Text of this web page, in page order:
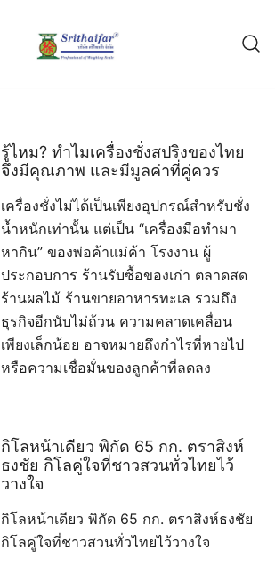
รู้ไหม? ทำไมเครื่องชั่งสปริงของไทย
จึงมีคุณภาพ และมีมูลค่าที่คู่ควร
เครื่องชั่งไม่ได้เป็นเพียงอุปกรณ์สำหรับชั่ง
น้ำหนักเท่านั้น แต่เป็น “เครื่องมือทำมา
หากิน” ของพ่อค้าแม่ค้า โรงงาน ผู้
ประกอบการ ร้านรับซื้อของเก่า ตลาดสด
ร้านผลไม้ ร้านขายอาหารทะเล รวมถึง
ธุรกิจอีกนับไม่ถ้วน ความคลาดเคลื่อน
เพียงเล็กน้อย อาจหมายถึงกำไรที่หายไป
หรือความเชื่อมั่นของลูกค้าที่ลดลง
กิโลหน้าเดียว พิกัด 65 กก. ตราสิงห์
ธงชัย กิโลคู่ใจที่ชาวสวนทั่วไทยไว้
วางใจ
กิโลหน้าเดียว พิกัด 65 กก. ตราสิงห์ธงชัย
กิโลคู่ใจที่ชาวสวนทั่วไทยไว้วางใจ